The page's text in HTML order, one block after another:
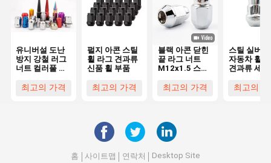
유니버설 도난
방지 강철 러그
너트 컬러풀 개
브최고의 가격
펄지 아콘 스틸
휠 라그 견과류
신품 휠 부품
최고의 가격
블랙 아콘 닫힌
끝 라그 너트
M12x1.5 스레
1.38" 높이 0.9
최고의 가격
스틸 실버
자동차 휠
견과류 세트
사 7/16-20
최고의
홈 사이트맵 연락처 Desktop Site